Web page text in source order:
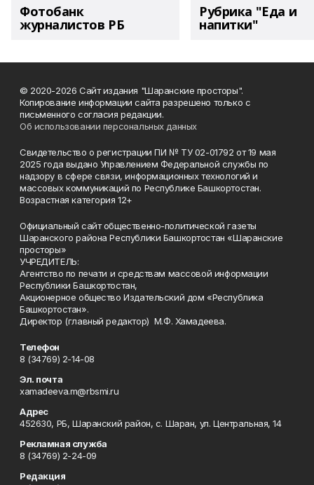
Фотобанк
журналистов РБ
Рубрика "Еда и
напитки"
© 2020-2026 Сайт издания "Шаранские просторы".
Копирование информации сайта разрешено только с
письменного согласия редакции.
Об использовании персональных данных
Свидетельство о регистрации ПИ № ТУ 02-01792 от 19 мая
2025 года выдано Управлением Федеральной службы по
надзору в сфере связи, информационных технологий и
массовых коммуникаций по Республике Башкортостан.
Возрастная категория 12+
Официальный сайт общественно-политической газеты
Шаранского района Республики Башкортостан «Шаранские
просторы»
УЧРЕДИТЕЛЬ:
Агентство по печати и средствам массовой информации
Республики Башкортостан,
Акционерное общество Издательский дом «Республика
Башкортостан».
Директор (главный редактор) М.Ф. Хамадеева.
Телефон
8 (34769) 2-14-08
Эл. почта
xamadeeva.m@rbsmi.ru
Адрес
452630, РБ, Шаранский район, с. Шаран, ул. Центральная, 14
Рекламная служба
8 (34769) 2-24-09
Редакция